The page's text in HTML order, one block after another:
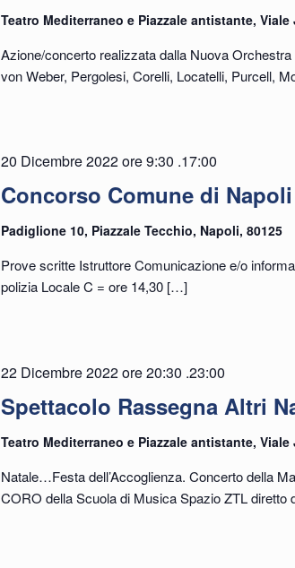
Teatro Mediterraneo e Piazzale antistante,
Azione/concerto realizzata dalla Nuova
von Weber, Pergolesi, Corelli, Locatelli, Purcell,
Concorso Comune di Napoli
20 Dicembre 2022 ore 9:30 .17:00
Padiglione 10, Piazzale Tecchio, Napoli, 80125
Prove scritte Istruttore Comunicazione e/o
polizia Locale C = ore 14,30[…]
Spettacolo Rassegna Altri
22 Dicembre 2022 ore 20:30 .23:00
Teatro Mediterraneo e Piazzale antistante,
Natale…Festa dell’Accoglienza. Concerto della
CORO della Scuola di Musica Spazio ZTL diretto